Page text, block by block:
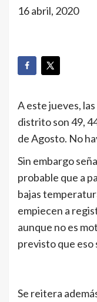
16 abril, 2020
A este jueves,
distrito son 49,
de Agosto. No
Sin embargo
probable que a
bajas
empiecen a
aunque no es
previsto que eso
Se reitera